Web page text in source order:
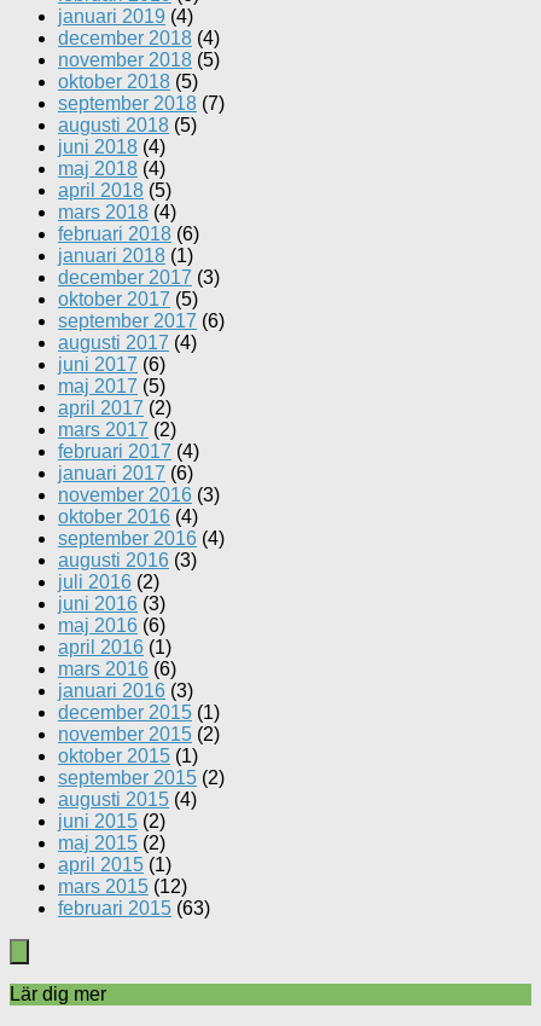
januari 2019 (4)
december 2018 (4)
november 2018 (5)
oktober 2018 (5)
september 2018 (7)
augusti 2018 (5)
juni 2018 (4)
maj 2018 (4)
april 2018 (5)
mars 2018 (4)
februari 2018 (6)
januari 2018 (1)
december 2017 (3)
oktober 2017 (5)
september 2017 (6)
augusti 2017 (4)
juni 2017 (6)
maj 2017 (5)
april 2017 (2)
mars 2017 (2)
februari 2017 (4)
januari 2017 (6)
november 2016 (3)
oktober 2016 (4)
september 2016 (4)
augusti 2016 (3)
juli 2016 (2)
juni 2016 (3)
maj 2016 (6)
april 2016 (1)
mars 2016 (6)
januari 2016 (3)
december 2015 (1)
november 2015 (2)
oktober 2015 (1)
september 2015 (2)
augusti 2015 (4)
juni 2015 (2)
maj 2015 (2)
april 2015 (1)
mars 2015 (12)
februari 2015 (63)
Lär dig mer